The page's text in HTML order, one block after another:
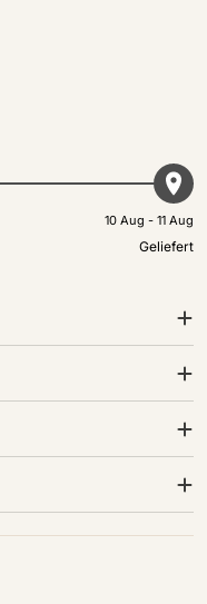
10 Aug - 11 Aug
Geliefert